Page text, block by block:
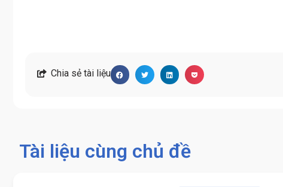
Chia sẻ tài liệu
Tài liệu cùng chủ đề